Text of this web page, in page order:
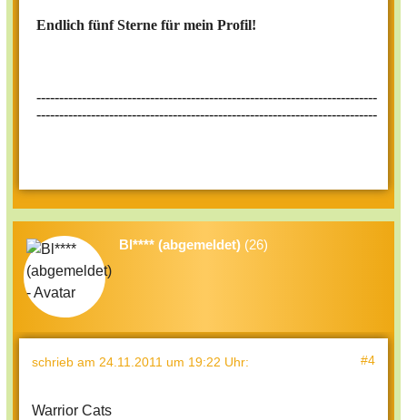
Endlich fünf Sterne für mein Profil!
---------------------------------------------------------------------------
---------------------------------------------------------------------------
Bl**** (abgemeldet) (26)
schrieb am 24.11.2011 um 19:22 Uhr: #4
Warrior Cats